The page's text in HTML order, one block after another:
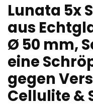
Lunata 5x
aus
Ø 50 mm,
eine
gegen
Cellulite &